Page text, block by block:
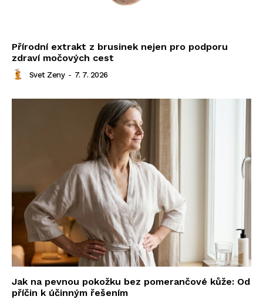
Přírodní extrakt z brusinek nejen pro podporu
zdraví močových cest
Svet Zeny - 7. 7. 2026
Jak na pevnou pokožku bez pomerančové kůže: Od
příčin k účinným řešením